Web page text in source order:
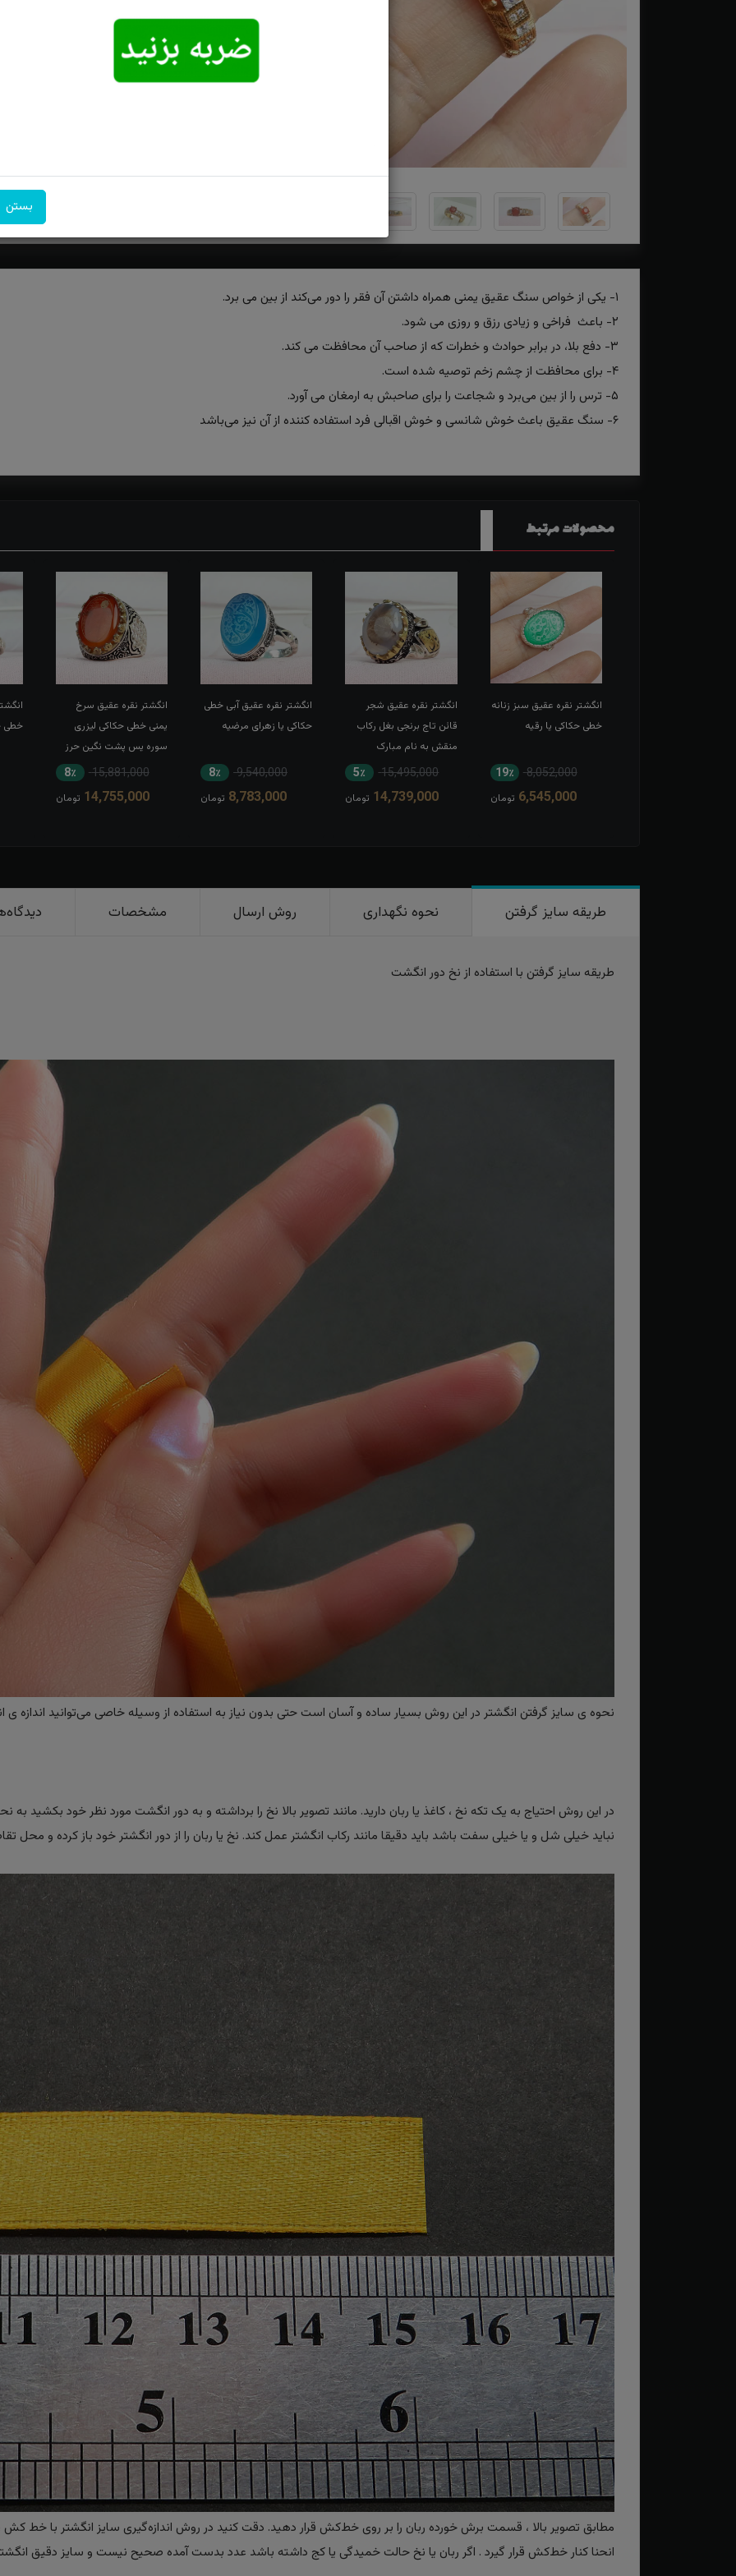
امکان پرداخت
در محل
۱- یکی از خواص سنگ عقیق یمنی همراه داشتن آن فقر را دور می‌کند از بین می برد.
۲- باعث فراخی و زیادی رزق و روزی می شود.
۳- دفع بلا، در برابر حوادث و خطرات که از صاحب آن محافظت می کند.
۴- برای محافظت از چشم زخم توصیه شده است.
۵- ترس را از بین می‌برد و شجاعت را برای صاحبش به ارمغان می آورد.
۶- سنگ عقیق باعث خوش شانسی و خوش اقبالی فرد استفاده کننده از آن نیز می‌باشد
محصولات مرتبط
انگشتر نقره عقیق سبز زنانه
خطی حکاکی یا رقیه
8,052,000 19٪
6,545,000 تومان
انگشتر نقره عقیق شجر
قائن تاج برنجی بغل رکاب
منقش به نام مبارک
امیرالمومنین
15,495,000 5٪
14,739,000 تومان
انگشتر نقره عقیق آبی خطی
حکاکی یا زهرای مرضیه
9,540,000 8٪
8,783,000 تومان
انگشتر نقره عقیق سرخ
یمنی خطی حکاکی لیزری
سوره یس پشت نگین حرز
کبیر امام جواد(ع) رکاب تاج
برنجی بغل طرح ضریح
15,881,000 8٪
14,755,000 تومان
خطی
طریقه سایز گرفتن نحوه نگهداری روش ارسال مشخصات
طریقه سایز گرفتن با استفاده از نخ دور انگشت
نحوه ی سایز گرفتن انگشتر در این روش بسیار ساده و آسان است حتی بدون نیاز به استفاده از وسیله خاصی می‌توانید اندازه ی
در این روش احتیاج به یک تکه نخ ، کاغذ یا ربان دارید. مانند تصویر بالا نخ را برداشته و به دور انگشت مورد نظر خود بکشید
نباید خیلی شل و یا خیلی سفت باشد باید دقیقا مانند رکاب انگشتر عمل کند. نخ یا ربان را از دور انگشتر خود باز کرده و محل
مطابق تصویر بالا ، قسمت برش خورده ربان را بر روی خط‌کش قرار دهید. دقت کنید در روش اندازه‌گیری سایز انگشتر با خط کش
انحنا کنار خط‌کش قرار گیرد . اگر ربان یا نخ حالت خمیدگی یا کج داشته باشد عدد بدست آمده صحیح نیست و سایز دقیق
بستن